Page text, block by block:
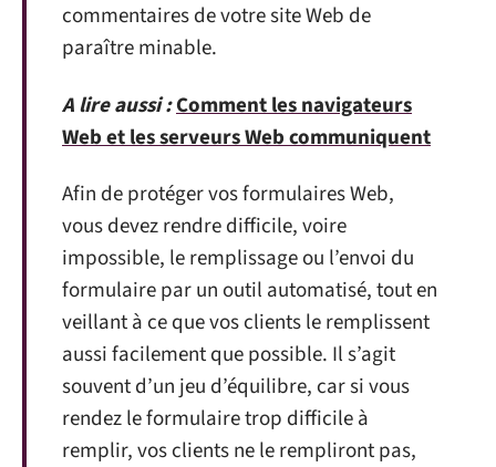
commentaires de votre site Web de
paraître minable.
A lire aussi :Comment les navigateurs
Web et les serveurs Web communiquent
Afin de protéger vos formulaires Web,
vous devez rendre difficile, voire
impossible, le remplissage ou l’envoi du
formulaire par un outil automatisé, tout en
veillant à ce que vos clients le remplissent
aussi facilement que possible. Il s’agit
souvent d’un jeu d’équilibre, car si vous
rendez le formulaire trop difficile à
remplir, vos clients ne le rempliront pas,